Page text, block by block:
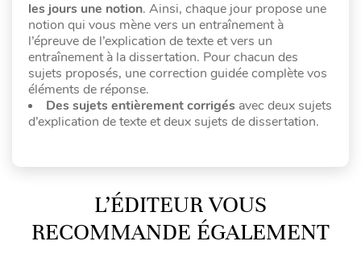
les jours une notion. Ainsi, chaque jour propose une
notion qui vous mène vers un entraînement à
l’épreuve de l’explication de texte et vers un
entraînement à la dissertation. Pour chacun des
sujets proposés, une correction guidée complète vos
éléments de réponse.
Des sujets entièrement corrigés avec deux sujets
d’explication de texte et deux sujets de dissertation.
L’ÉDITEUR VOUS
RECOMMANDE ÉGALEMENT